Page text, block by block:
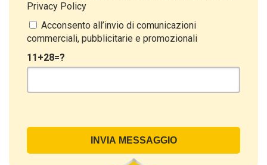
Titolare del Trattamento
Il Titolare del Trattamento è LINCE ITALIA S.r.l., con
sede in Via Variante di Cancelliera snc 00072 –
Ariccia (RM). L’interessato può esercitare i
propri diritti inviando una raccomandata alla sede
Oggetto del Trattamento
di contatto, così come altri dati necessari ai fini della
fatturazione, come l’indirizzo). Con riferimento a
Privacy Policy
Acconsento all’invio di comunicazioni
commerciali, pubblicitarie e promozionali
11+28=?